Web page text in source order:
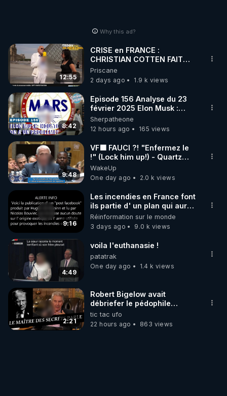
Why this ad?
12:55
CRISE en FRANCE :
CHRISTIAN COTTEN FAIT
une étrange découverte
Priscane
2 days ago
1.9 k views
8:42
Episode 156 Analyse du 23
février 2025 Elon Musk :
Houston , on a un problème !
Sherpatheone
12 hours ago
165 views
9:48
VF🟩 FAUCI ?! "Enfermez le
!" (Lock him up!) - Quartz
Traduction
WakeUp
One day ago
2.0 k views
9:16
Les incendies en France font
ils partie d' un plan qui aurait
débuté le 11 septembre 2001
?
Réinformation sur le monde
3 days ago
9.0 k views
4:49
voila l'euthanasie !
patatrak
One day ago
1.4 k views
2:21
Robert Bigelow avait
débriefer le pédophile
génocidaire de donald j
trump
tic tac ufo
22 hours ago
863 views